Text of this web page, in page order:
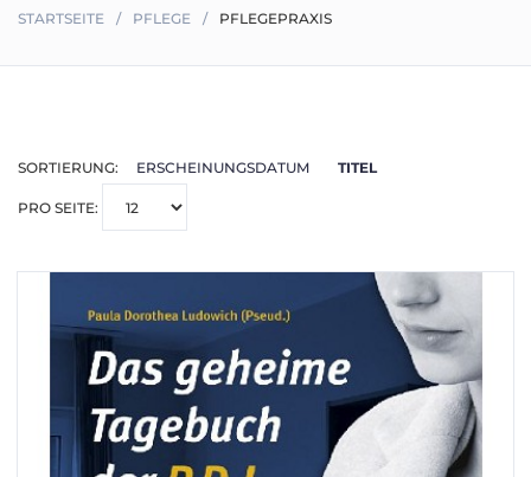
STARTSEITE PFLEGE PFLEGEPRAXIS
SORTIERUNG: ERSCHEINUNGSDATUM TITEL
PRO SEITE: